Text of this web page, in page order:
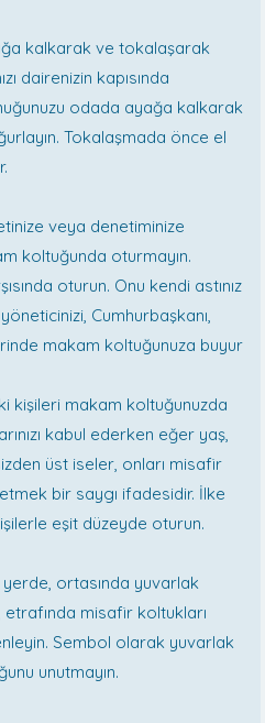
kalkarak ve tokalaşarak
dairenizin kapısında
odada ayağa kalkarak
Tokalaşmada önce el
veya denetiminize
koltuğunda oturmayın.
oturun. Onu kendi astınız
Cumhurbaşkanı,
makam koltuğunuza buyur
kişileri makam koltuğunuzda
kabul ederken eğer yaş,
üst iseler, onları misafir
bir saygı ifadesidir. İlke
eşit düzeyde oturun.
ortasında yuvarlak
misafir koltukları
Sembol olarak yuvarlak
unutmayın.